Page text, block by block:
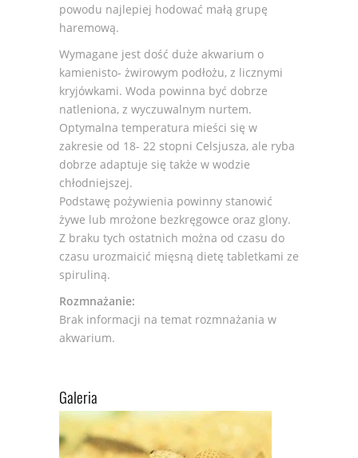
powodu najlepiej hodować małą grupę
haremową.
Wymagane jest dość duże akwarium o
kamienisto- żwirowym podłożu, z licznymi
kryjówkami. Woda powinna być dobrze
natleniona, z wyczuwalnym nurtem.
Optymalna temperatura mieści się w
zakresie od 18- 22 stopni Celsjusza, ale ryba
dobrze adaptuje się także w wodzie
chłodniejszej.
Podstawę pożywienia powinny stanowić
żywe lub mrożone bezkręgowce oraz glony.
Z braku tych ostatnich można od czasu do
czasu urozmaicić mięsną dietę tabletkami ze
spiruliną.
Rozmnażanie:
Brak informacji na temat rozmnażania w
akwarium.
Galeria